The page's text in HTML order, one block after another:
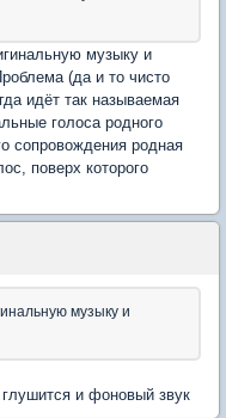
музыку и
(да и то чисто
идёт так называемая
голоса родного
сопровождения родная
поверх которого
музыку и
и фоновый звук